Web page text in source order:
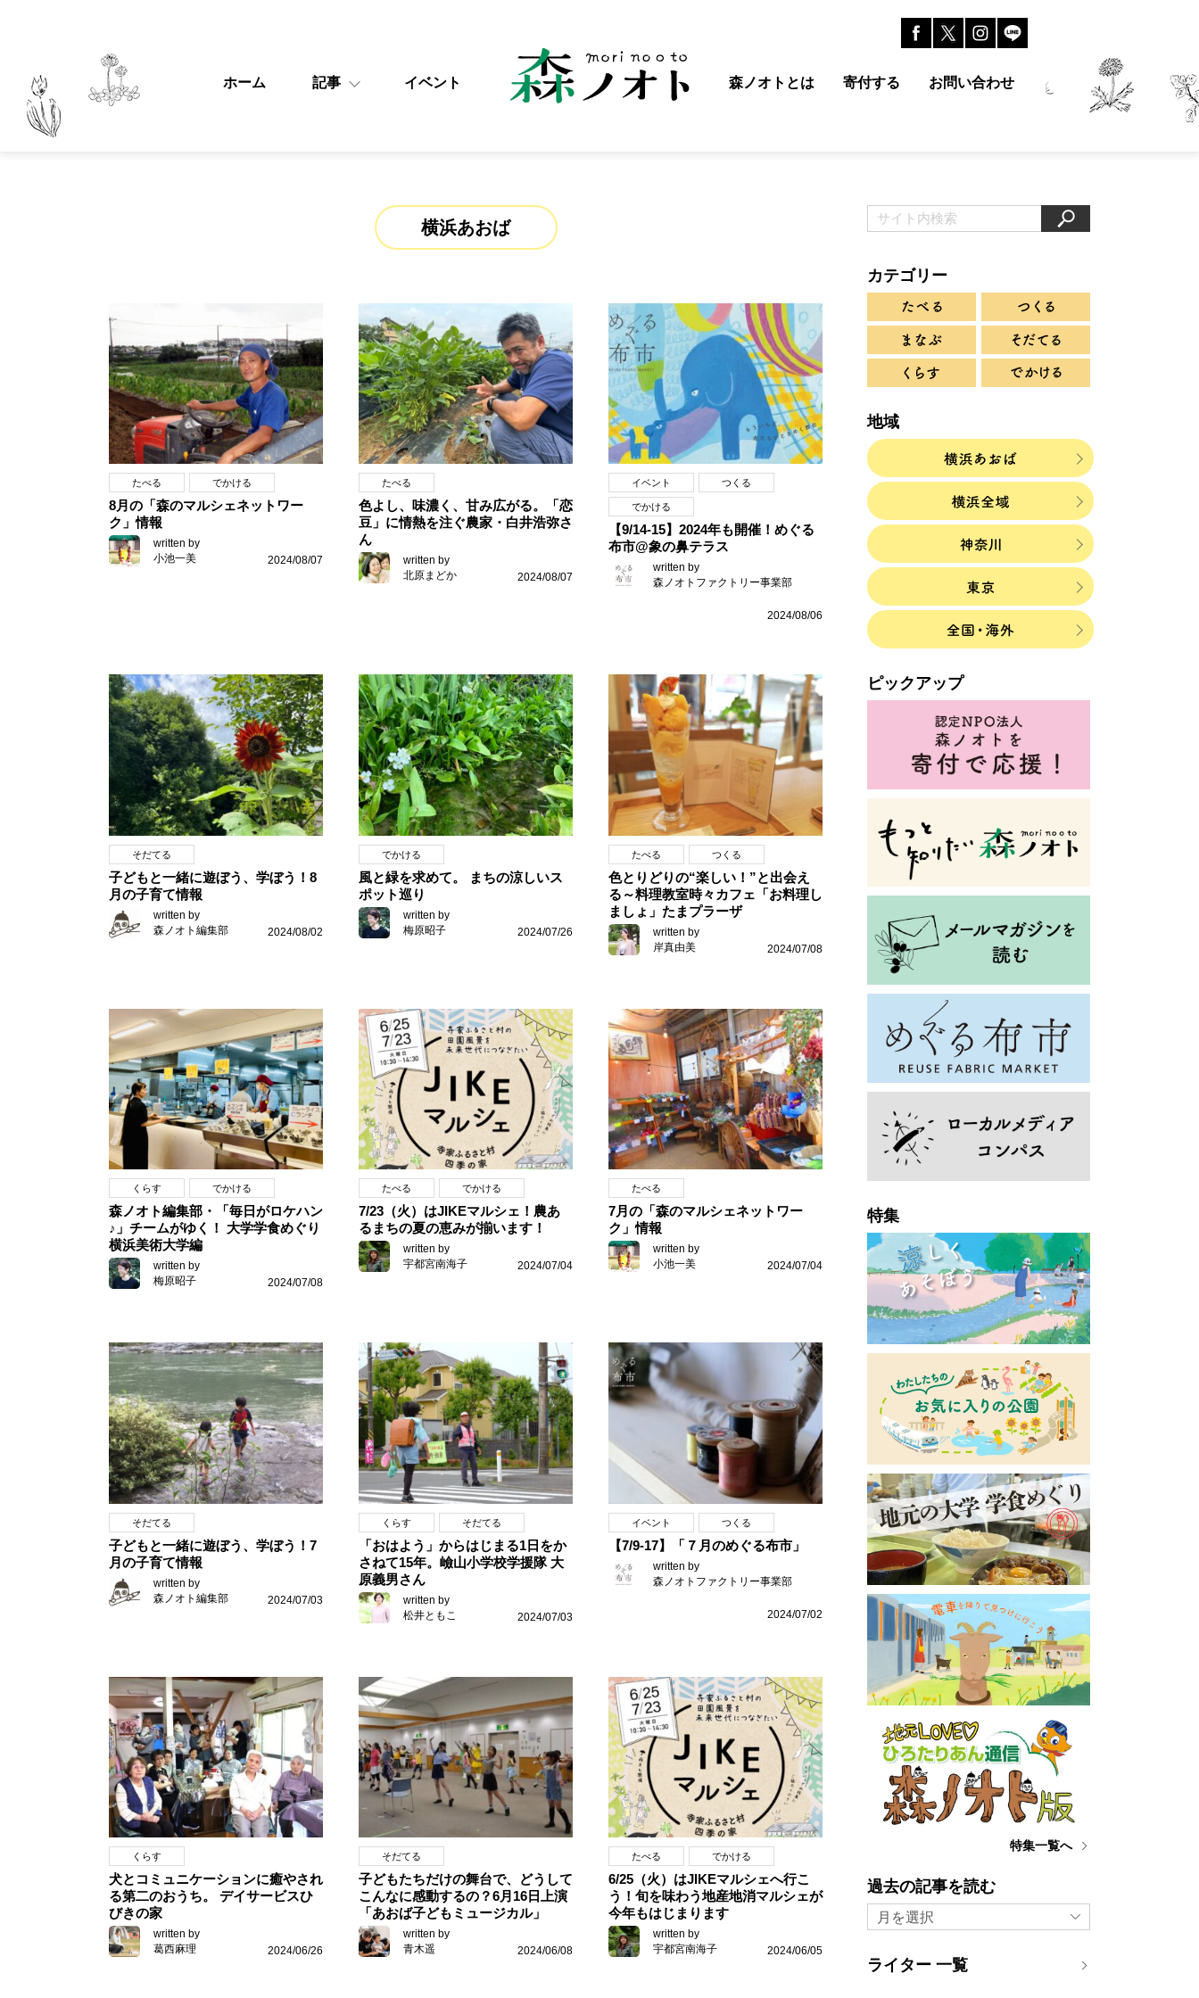
ホーム 記事 イベント 森ノオトとは 寄付する お問い合わせ
横浜あおば
たべる でかける
8月の「森のマルシェネットワー
ク」情報
written by
小池一美
2024/08/07
たべる
色よし、味濃く、甘み広がる。「恋
豆」に情熱を注ぐ農家・白井浩弥さ
ん
written by
北原まどか
2024/08/07
イベント つくる
でかける
【9/14-15】2024年も開催！めぐる
布市@象の鼻テラス
written by
森ノオトファクトリー事業部
2024/08/06
そだてる
子どもと一緒に遊ぼう、学ぼう！8
月の子育て情報
written by
森ノオト編集部
2024/08/02
でかける
風と緑を求めて。 まちの涼しいス
ポット巡り
written by
梅原昭子
2024/07/26
たべる つくる
色とりどりの“楽しい！”と出会え
る～料理教室時々カフェ「お料理し
ましょ」たまプラーザ
written by
岸真由美
2024/07/08
くらす でかける
森ノオト編集部・「毎日がロケハン
♪」チームがゆく！ 大学学食めぐり
横浜美術大学編
written by
梅原昭子
2024/07/08
たべる でかける
7/23（火）はJIKEマルシェ！農あ
るまちの夏の恵みが揃います！
written by
宇都宮南海子
2024/07/04
たべる
7月の「森のマルシェネットワー
ク」情報
written by
小池一美
2024/07/04
そだてる
子どもと一緒に遊ぼう、学ぼう！7
月の子育て情報
written by
森ノオト編集部
2024/07/03
くらす そだてる
「おはよう」からはじまる1日をか
さねて15年。嶮山小学校学援隊 大
原義男さん
written by
松井ともこ
2024/07/03
イベント つくる
【7/9-17】「７月のめぐる布市」
written by
森ノオトファクトリー事業部
2024/07/02
くらす
犬とコミュニケーションに癒やされ
る第二のおうち。 デイサービスひ
びきの家
written by
葛西麻理
2024/06/26
そだてる
子どもたちだけの舞台で、どうして
こんなに感動するの？6月16日上演
「あおば子どもミュージカル」
written by
青木遥
2024/06/08
たべる でかける
6/25（火）はJIKEマルシェへ行こ
う！旬を味わう地産地消マルシェが
今年もはじまります
written by
宇都宮南海子
2024/06/05
カテゴリー
地域
ピックアップ
特集
特集一覧へ
過去の記事を読む
月を選択
ライター 一覧